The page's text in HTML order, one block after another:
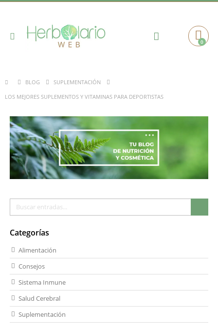
Toggle
Cart0
BLOG
SUPLEMENTACIÓN
LOS MEJORES SUPLEMENTOS Y VITAMINAS PARA DEPORTISTAS
Categorías
Alimentación
Consejos
Sistema Inmune
Salud Cerebral
Suplementación